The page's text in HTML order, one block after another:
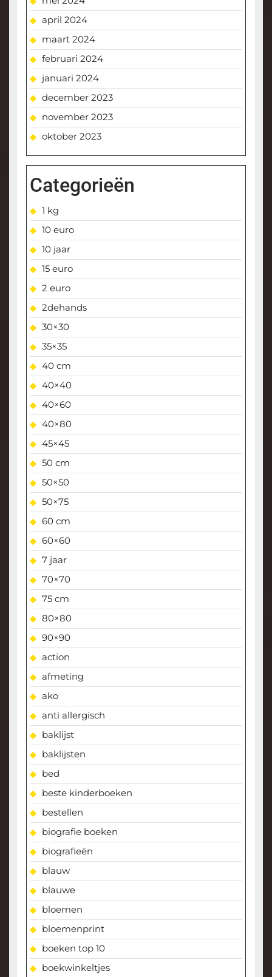
april 2024
maart 2024
februari 2024
januari 2024
december 2023
november 2023
oktober 2023
Categorieën
1 kg
10 euro
10 jaar
15 euro
2 euro
2dehands
30×30
35×35
40 cm
40×40
40×60
40×80
45×45
50 cm
50×50
50×75
60 cm
60×60
7 jaar
70×70
75 cm
80×80
90×90
action
afmeting
ako
anti allergisch
baklijst
baklijsten
bed
beste kinderboeken
bestellen
biografie boeken
biografieën
blauw
blauwe
bloemen
bloemenprint
boeken top 10
boekwinkeltjes